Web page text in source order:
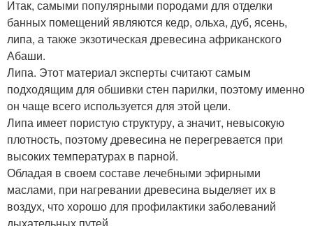
Итак, самыми популярными породами для отделки
банных помещений являются кедр, ольха, дуб, ясень,
липа, а также экзотическая древесина африканского
Абаши.
Липа. Этот материал эксперты считают самым
подходящим для обшивки стен парилки, поэтому именно
он чаще всего используется для этой цели.
Липа имеет пористую структуру, а значит, невысокую
плотность, поэтому древесина не перегревается при
высоких температурах в парной.
Обладая в своем составе лечебными эфирными
маслами, при нагревании древесина выделяет их в
воздух, что хорошо для профилактики заболеваний